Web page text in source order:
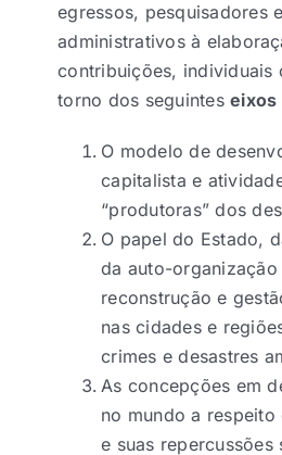
egressos, pesquisadores
administrativos à
contribuições, individuais
torno dos seguinteseixos
O modelo de
capitalista e
“produtoras” dos
O papel do Estado,
da auto-organização
reconstrução e
nas cidades e
crimes e desastres
As concepções em
no mundo a
e suas repercussões